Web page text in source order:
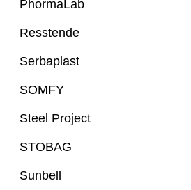
PhormaLab
Resstende
Serbaplast
SOMFY
Steel Project
STOBAG
Sunbell